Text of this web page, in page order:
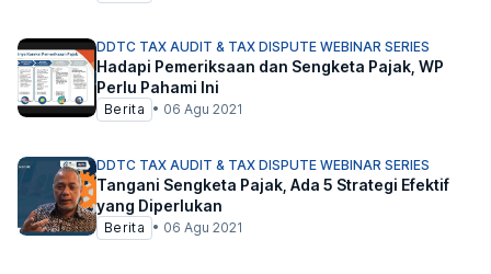
DDTC TAX AUDIT & TAX DISPUTE WEBINAR SERIES
Hadapi Pemeriksaan dan Sengketa Pajak, WP
Perlu Pahami Ini
Berita • 06 Agu 2021
DDTC TAX AUDIT & TAX DISPUTE WEBINAR SERIES
Tangani Sengketa Pajak, Ada 5 Strategi Efektif
yang Diperlukan
Berita • 06 Agu 2021